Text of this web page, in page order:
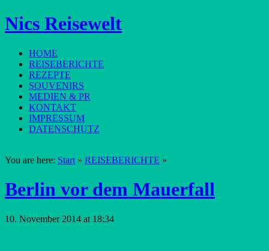
Nics Reisewelt
HOME
REISEBERICHTE
REZEPTE
SOUVENIRS
MEDIEN & PR
KONTAKT
IMPRESSUM
DATENSCHUTZ
You are here: Start » REISEBERICHTE »
Berlin vor dem Mauerfall
10. November 2014 at 18:34